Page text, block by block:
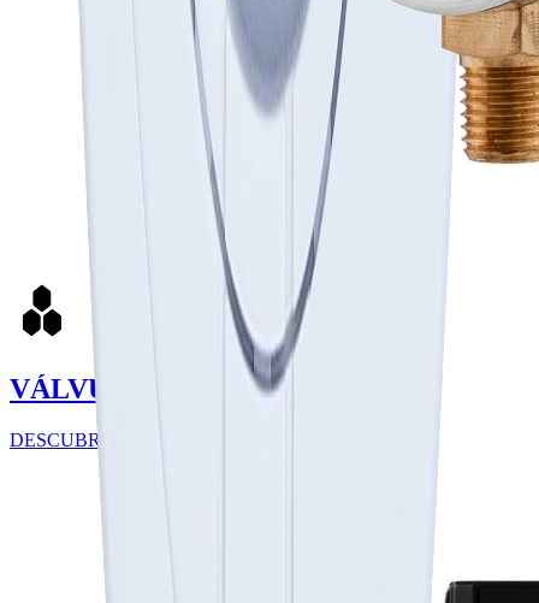
VÁLVULAS MARIPOSA
DESCUBRE MÁS